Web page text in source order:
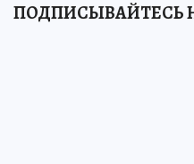
ПОДПИСЫВАЙТЕСЬ